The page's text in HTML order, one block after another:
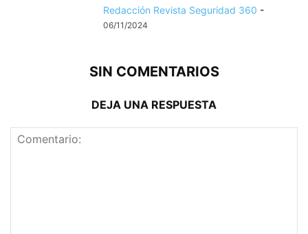
Redacción Revista Seguridad 360 -
06/11/2024
SIN COMENTARIOS
DEJA UNA RESPUESTA